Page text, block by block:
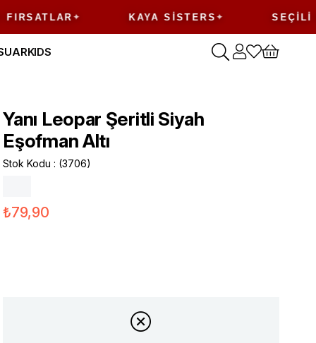
KAYA SISTERS SEÇILI
KIDS
Yanı Leopar Şeritli Siyah
Eşofman Altı
Stok Kodu (3706)
₺79,90